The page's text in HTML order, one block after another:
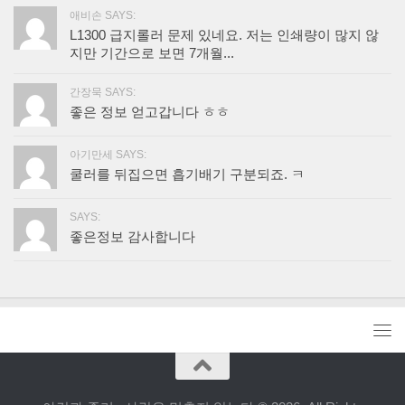
애비손 SAYS:
L1300 급지롤러 문제 있네요. 저는 인쇄량이 많지 않
지만 기간으로 보면 7개월...
간장묵 SAYS:
좋은 정보 얻고갑니다 ㅎㅎ
아기만세 SAYS:
쿨러를 뒤집으면 흡기배기 구분되죠. ㅋ
SAYS:
좋은정보 감사합니다